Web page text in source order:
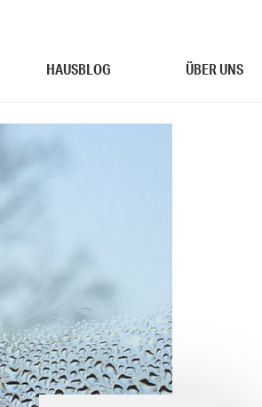
HAUSBLOG ÜBER UNS